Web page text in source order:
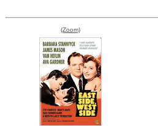
(Zoom)